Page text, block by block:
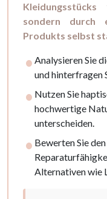
sondern durch
Produkts selbst
Analysieren Sie
und hinterfragen
Nutzen Sie
hochwertige
unterscheiden.
Bewerten Sie
Alternativen wie